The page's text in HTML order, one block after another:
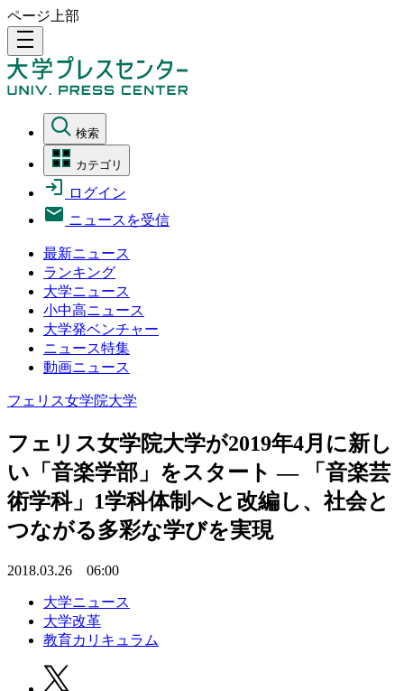
ページ上部
density_medium
検索
カテゴリ
ログイン
ニュースを受信
最新ニュース
ランキング
大学ニュース
小中高ニュース
大学発ベンチャー
ニュース特集
動画ニュース
フェリス女学院大学
フェリス女学院大学が2019年4月に新し
い「音楽学部」をスタート — 「音楽芸
術学科」1学科体制へと改編し、社会と
つながる多彩な学びを実現
2018.03.26 06:00
大学ニュース
大学改革
教育カリキュラム